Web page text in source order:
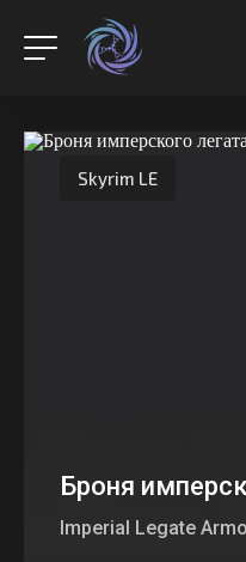
Skyrim LE
Броня
Imperial Legate